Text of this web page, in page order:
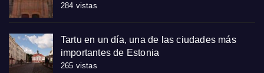
284 vistas
Tartu en un día, una de las ciudades más
importantes de Estonia
265 vistas